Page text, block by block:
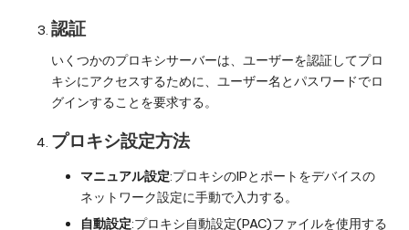
認証
いくつかのプロキシサーバーは、ユーザーを認証してプロ
キシにアクセスするために、ユーザー名とパスワードでロ
グインすることを要求する。
プロキシ設定方法
マニュアル設定:プロキシのIPとポートをデバイスの
ネットワーク設定に手動で入力する。
自動設定:プロキシ自動設定(PAC)ファイルを使用する